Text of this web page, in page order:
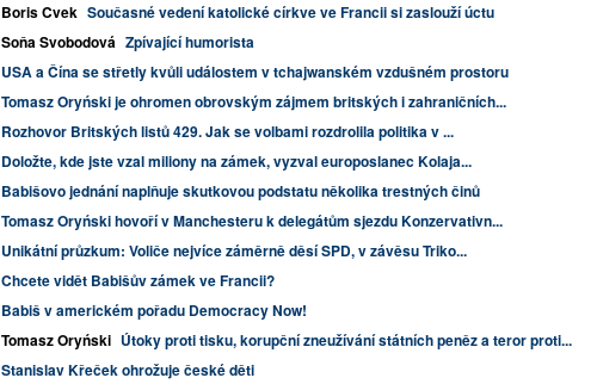
Boris Cvek Současné vedení katolické církve ve Francii si zaslouží úctu
Soňa Svobodová Zpívající humorista
USA a Čína se střetly kvůli událostem v tchajwanském vzdušném prostoru
Tomasz Oryński je ohromen obrovským zájmem britských i zahraničních...
Rozhovor Britských listů 429. Jak se volbami rozdrolila politika v ...
Doložte, kde jste vzal miliony na zámek, vyzval europoslanec Kolaja...
Babišovo jednání naplňuje skutkovou podstatu několika trestných činů
Tomasz Oryński hovoří v Manchesteru k delegátům sjezdu Konzervativn...
Unikátní průzkum: Voliče nejvíce záměrně děsí SPD, v závěsu Triko...
Chcete vidět Babišův zámek ve Francii?
Babiš v americkém pořadu Democracy Now!
Tomasz Oryński Útoky proti tisku, korupční zneužívání státních peněz a teror proti...
Stanislav Křeček ohrožuje české děti